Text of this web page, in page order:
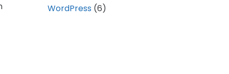
WordPress (6)